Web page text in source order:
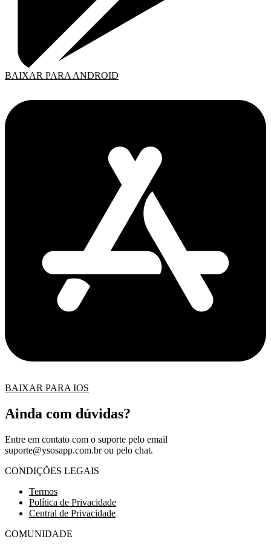
BAIXAR PARA ANDROID
BAIXAR PARA IOS
Ainda com dúvidas?
Entre em contato com o suporte pelo email
suporte@ysosapp.com.brou pelo chat.
CONDIÇÕES LEGAIS
Termos
Política de Privacidade
Central de Privacidade
COMUNIDADE